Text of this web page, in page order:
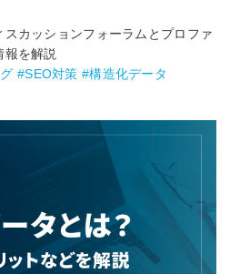
カッションフォーラムとプロファ
報を解説
#SEO対策 #構造化データ